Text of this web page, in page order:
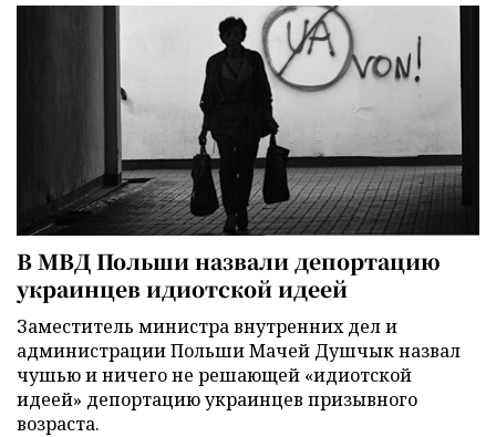
В МВД Польши назвали депортацию
украинцев идиотской идеей
Заместитель министра внутренних дел и
администрации Польши Мачей Душчык назвал
чушью и ничего не решающей «идиотской
идеей» депортацию украинцев призывного
возраста.